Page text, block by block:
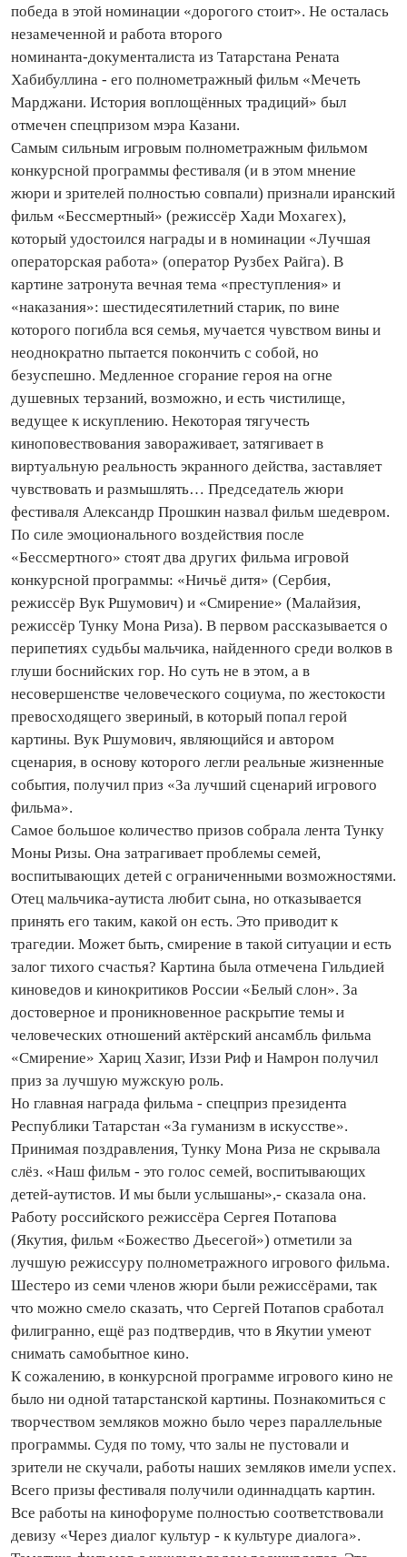
победа в этой номинации «дорогого стоит». Не осталась
незамеченной и работа второго
номинанта‑документалиста из Татарстана Рената
Хабибуллина - его полнометражный фильм «Мечеть
Марджани. История воплощённых традиций» был
отмечен спецпризом мэра Казани.
Самым сильным игровым полнометражным фильмом
конкурсной программы фестиваля (и в этом мнение
жюри и зрителей полностью совпали) признали иранский
фильм «Бессмертный» (режиссёр Хади Мохагех),
который удостоился награды и в номинации «Лучшая
операторская работа» (оператор Рузбех Райга). В
картине затронута вечная тема «пре­ступ­­ления» и
«наказания»: шестидесятилетний старик, по вине
которого погибла вся семья, мучается чувством вины и
неоднократно пытается покончить с собой, но
безуспешно. Медленное сгорание героя на огне
душевных терзаний, возможно, и есть чистилище,
ведущее к искуплению. Некоторая тягучесть
киноповествования завораживает, затягивает в
виртуальную реальность экранного действа, заставляет
чувствовать и размышлять… Председатель жюри
фестиваля Александр Прошкин назвал фильм шедевром.
По силе эмоционального воздействия после
«Бессмертного» стоят два других фильма игровой
конкурсной программы: «Ничьё дитя» (Сербия,
режиссёр Вук Ршумович) и «Смирение» (Малайзия,
режиссёр Тунку Мона Риза). В первом рассказывается о
перипетиях судьбы мальчика, найденного среди волков в
глуши боснийских гор. Но суть не в этом, а в
несовершенстве человеческого социума, по жестокости
превосходящего звериный, в который попал герой
картины. Вук Ршумович, являющийся и автором
сценария, в основу которого легли реальные жизненные
события, получил приз «За лучший сценарий игрового
фильма».
Самое большое количество призов собрала лента Тунку
Моны Ризы. Она затрагивает проблемы семей,
воспитывающих детей с ограниченными возможностями.
Отец мальчика‑аутиста любит сына, но отказывается
принять его таким, какой он есть. Это приводит к
трагедии. Может быть, смирение в такой ситуации и есть
залог тихого счастья? Картина была отмечена Гильдией
киноведов и кинокритиков России «Белый слон». За
достоверное и проникновенное раскрытие темы и
человеческих отношений актёрский ансамбль фильма
«Смирение» Хариц Хазиг, Иззи Риф и Намрон получил
приз за лучшую мужскую роль.
Но главная награда фильма - спецприз президента
Респуб­лики Татарстан «За гуманизм в искусстве».
Принимая поздравления, Тунку Мона Риза не скрывала
слёз. «Наш фильм - это голос семей, воспитывающих
детей‑аутистов. И мы были услышаны»,- сказала она.
Работу российского режиссёра Сергея Потапова
(Якутия, фильм «Божество Дьесегой») отметили за
лучшую режиссуру полнометражного игрового фильма.
Шестеро из семи членов жюри были режиссёрами, так
что можно смело сказать, что Сергей Потапов сработал
филигранно, ещё раз подтвердив, что в Якутии умеют
снимать самобытное кино.
К сожалению, в конкурсной программе игрового кино не
было ни одной татарстанской картины. Познакомиться с
творчеством земляков можно было через параллельные
программы. Судя по тому, что залы не пустовали и
зрители не скучали, работы наших земляков имели успех.
Всего призы фестиваля получили одинна­­дцать картин.
Все работы на кинофоруме полностью соответствовали
девизу «Через диалог культур - к культуре диалога».